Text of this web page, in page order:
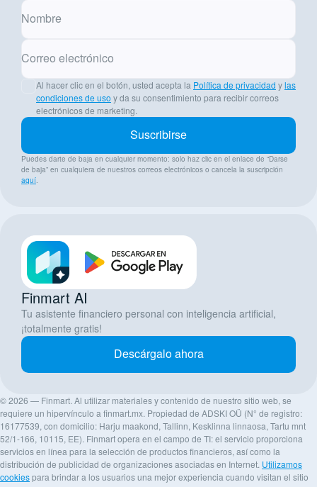
Nombre
Correo electrónico
Al hacer clic en el botón, usted acepta la Política de privacidad ylas
condiciones de uso y da su consentimiento para recibir correos
electrónicos de marketing.
Suscribirse
Puedes darte de baja en cualquier momento: solo haz clic en el enlace de “Darse
de baja” en cualquiera de nuestros correos electrónicos o cancela la suscripción
aquí.
Finmart AI
Tu asistente financiero personal con inteligencia artificial,
¡totalmente gratis!
Descárgalo ahora
© 2026 — Finmart. Al utilizar materiales y contenido de nuestro sitio web, se
requiere un hipervínculo a finmart.mx. Propiedad de ADSKI OÜ (N° de registro:
16177539, con domicilio: Harju maakond, Tallinn, Kesklinna linnaosa, Tartu mnt
52/1-166, 10115, EE). Finmart opera en el campo de TI: el servicio proporciona
servicios en línea para la selección de productos financieros, así como la
distribución de publicidad de organizaciones asociadas en Internet. Utilizamos
cookiespara brindar a los usuarios una mejor experiencia cuando visitan el sitio